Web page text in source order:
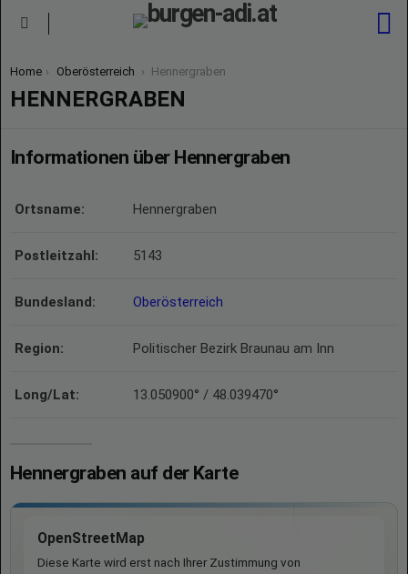
You are here:
Home Oberösterreich Hennergraben
HENNERGRABEN
Informationen über Hennergraben
Ortsname: Hennergraben
Postleitzahl: 5143
Bundesland: Oberösterreich
Region: Politischer Bezirk Braunau am Inn
Long/Lat: 13.050900° / 48.039470°
Hennergraben auf der Karte
OpenStreetMap
Diese Karte wird erst nach Ihrer Zustimmung von